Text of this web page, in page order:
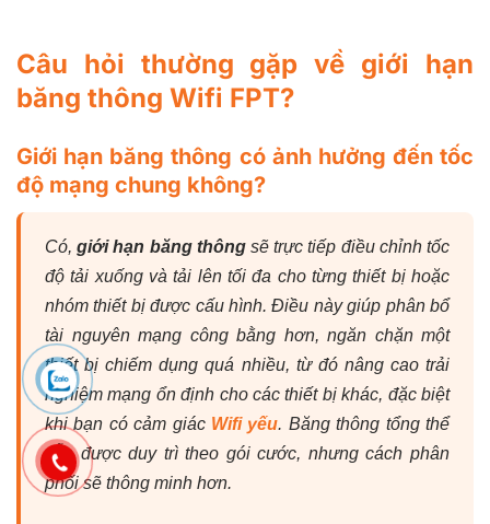
Câu hỏi thường gặp về giới hạn
băng thông Wifi FPT?
Giới hạn băng thông có ảnh hưởng đến tốc
độ mạng chung không?
Có,giới hạn băng thôngsẽ trực tiếp điều chỉnh tốc
độ tải xuống và tải lên tối đa cho từng thiết bị hoặc
nhóm thiết bị được cấu hình. Điều này giúp phân bổ
tài nguyên mạng công bằng hơn, ngăn chặn một
thiết bị chiếm dụng quá nhiều, từ đó nâng cao trải
nghiệm mạng ổn định cho các thiết bị khác, đặc biệt
khi bạn có cảm giác Wifi yếu. Băng thông tổng thể
vẫn được duy trì theo gói cước, nhưng cách phân
phối sẽ thông minh hơn.